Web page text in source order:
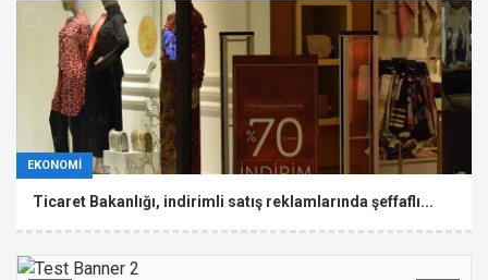
EKONOMİ
Ticaret Bakanlığı, indirimli satış reklamlarında şeffaflı...